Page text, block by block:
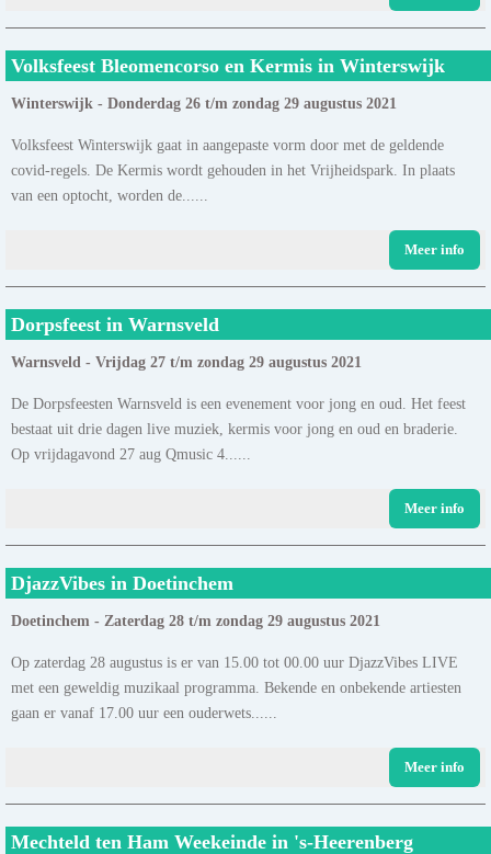
Volksfeest Bleomencorso en Kermis in Winterswijk
Winterswijk - Donderdag 26 t/m zondag 29 augustus 2021
Volksfeest Winterswijk gaat in aangepaste vorm door met de geldende
covid-regels. De Kermis wordt gehouden in het Vrijheidspark. In plaats
van een optocht, worden de......
Meer info
Dorpsfeest in Warnsveld
Warnsveld - Vrijdag 27 t/m zondag 29 augustus 2021
De Dorpsfeesten Warnsveld is een evenement voor jong en oud. Het feest
bestaat uit drie dagen live muziek, kermis voor jong en oud en braderie.
Op vrijdagavond 27 aug Qmusic 4......
Meer info
DjazzVibes in Doetinchem
Doetinchem - Zaterdag 28 t/m zondag 29 augustus 2021
Op zaterdag 28 augustus is er van 15.00 tot 00.00 uur DjazzVibes LIVE
met een geweldig muzikaal programma. Bekende en onbekende artiesten
gaan er vanaf 17.00 uur een ouderwets......
Meer info
Mechteld ten Ham Weekeinde in 's-Heerenberg